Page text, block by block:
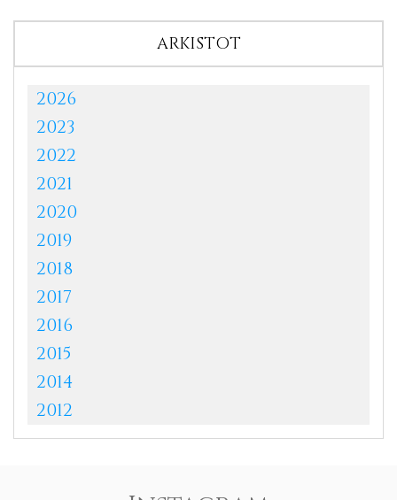
ARKISTOT
2026
2023
2022
2021
2020
2019
2018
2017
2016
2015
2014
2012